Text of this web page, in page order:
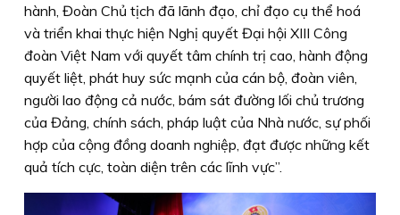
hành, Đoàn Chủ tịch đã lãnh đạo, chỉ đạo cụ thể hoá
và triển khai thực hiện Nghị quyết Đại hội XIII Công
đoàn Việt Nam với quyết tâm chính trị cao, hành động
quyết liệt, phát huy sức mạnh của cán bộ, đoàn viên,
người lao động cả nước, bám sát đường lối chủ trương
của Đảng, chính sách, pháp luật của Nhà nước, sự phối
hợp của cộng đồng doanh nghiệp, đạt được những kết
quả tích cực, toàn diện trên các lĩnh vực”.